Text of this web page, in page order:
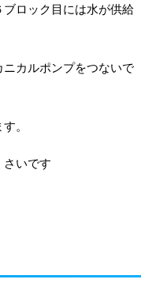
ロック目には水が供給
カルポンプをつないで
。
いです